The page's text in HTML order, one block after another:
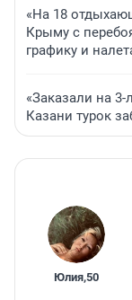
«На 18
Крыму с
графику и
«Заказали на
Казани турок
Юлия,50